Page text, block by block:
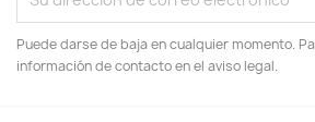
Puede darse de baja en cualquier momento.
información de contacto en el aviso legal.